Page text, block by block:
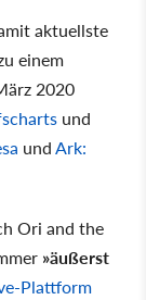
aktuellste
einem
2020
und
undArk:
Ori and the
»äußerst
Plattform